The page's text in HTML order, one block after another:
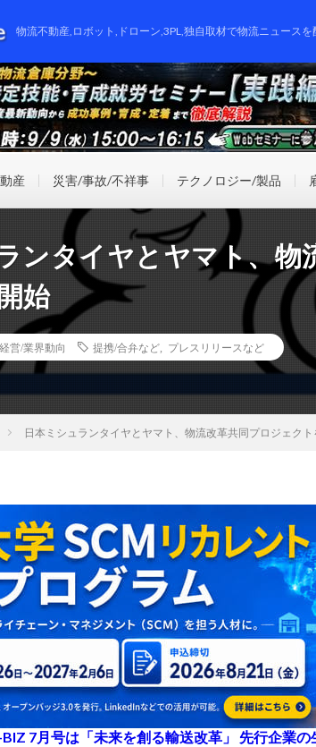
物流不動産,ロボット,ドローン,3PL,独自取材で物流ニュースを
産 災害/事故/不祥事 テクノロジー/製品
ンタイヤとヤマト、物
始
経営/業界動向 提携/合弁など プレスリリースなど
日本ミシュランタイヤとヤマト、物流改革共同プロジェク
BIZ 7月号は「未来を創る輸送改革」 先行企業